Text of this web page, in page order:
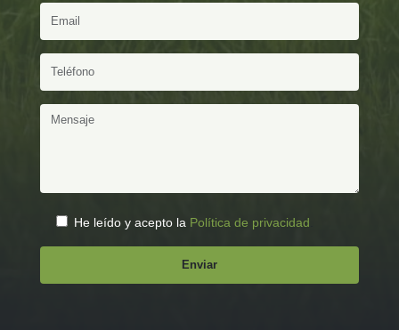
He leído y acepto la Política de privacidad